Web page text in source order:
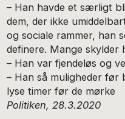
– Han havde et særligt
dem, der ikke
og sociale rammer, han
definere. Mange skylder
– Han var fjendeløs og
– Han så muligheder
lyse timer før de mørke
Politiken, 28.3.2020